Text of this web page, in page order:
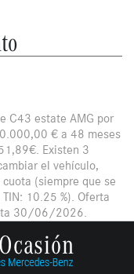
C43 estate AMG por
€ a 48 meses
Existen 3
el vehículo,
(siempre que se
10.25 %). Oferta
30/06/2026.